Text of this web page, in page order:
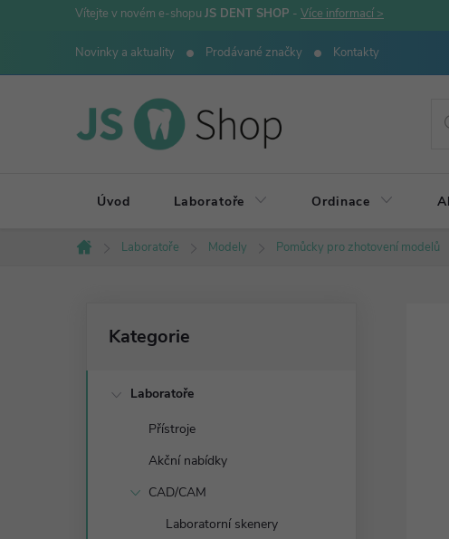
Vítejte v novém e-shopu JS DENT SHOP - Více informací >
Novinky a aktuality Prodávané značky Kontakty
Úvod Laboratoře Ordinace
Domů
Laboratoře Modely Pomůcky pro zhotovení modelů
o
kategorie
Kategorie
Laboratoře
Přístroje
Akční nabídky
CAD/CAM
Laboratorní skenery